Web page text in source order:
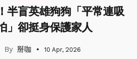
半盲英雄狗狗「平常連吸
」卻挺身保護家人
掰咖 10 Apr, 2026